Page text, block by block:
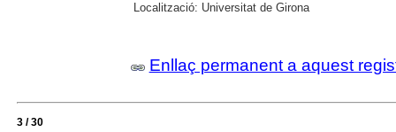
Localització: Universitat de Girona
Enllaç permanent a aquest
3 / 30